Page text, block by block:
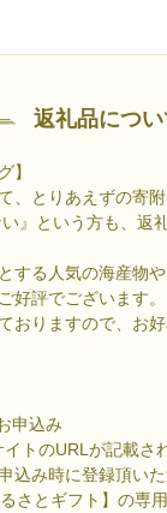
返礼品につい
】
、とりあえずの寄附
』という方も、返
する人気の海産物
好評でございます。
おりますので、お
申込み
トのURLが記載さ
込み時に登録頂いた
さとギフト】の専